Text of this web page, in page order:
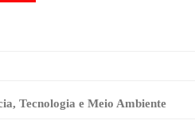
Tecnologia e Meio Ambiente